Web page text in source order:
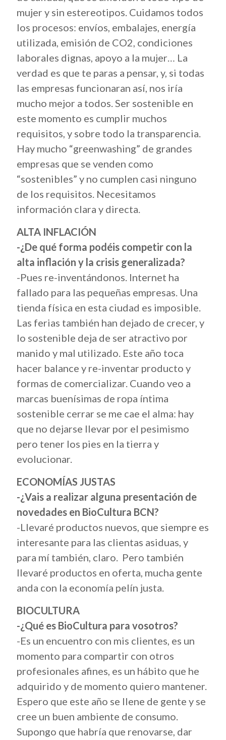
mujer y sin estereotipos. Cuidamos todos
los procesos: envíos, embalajes, energía
utilizada, emisión de CO2, condiciones
laborales dignas, apoyo a la mujer… La
verdad es que te paras a pensar, y, si todas
las empresas funcionaran así, nos iría
mucho mejor a todos. Ser sostenible en
este momento es cumplir muchos
requisitos, y sobre todo la transparencia.
Hay mucho “greenwashing” de grandes
empresas que se venden como
“sostenibles” y no cumplen casi ninguno
de los requisitos. Necesitamos
información clara y directa.
ALTA INFLACIÓN
-¿De qué forma podéis competir con la
alta inflación y la crisis generalizada?
-Pues re-inventándonos. Internet ha
fallado para las pequeñas empresas. Una
tienda física en esta ciudad es imposible.
Las ferias también han dejado de crecer, y
lo sostenible deja de ser atractivo por
manido y mal utilizado. Este año toca
hacer balance y re-inventar producto y
formas de comercializar. Cuando veo a
marcas buenísimas de ropa íntima
sostenible cerrar se me cae el alma: hay
que no dejarse llevar por el pesimismo
pero tener los pies en la tierra y
evolucionar.
ECONOMÍAS JUSTAS
-¿Vais a realizar alguna presentación de
novedades en BioCultura BCN?
-Llevaré productos nuevos, que siempre es
interesante para las clientas asiduas, y
para mí también, claro. Pero también
llevaré productos en oferta, mucha gente
anda con la economía pelín justa.
BIOCULTURA
-¿Qué es BioCultura para vosotros?
-Es un encuentro con mis clientes, es un
momento para compartir con otros
profesionales afines, es un hábito que he
adquirido y de momento quiero mantener.
Espero que este año se llene de gente y se
cree un buen ambiente de consumo.
Supongo que habría que renovarse, dar